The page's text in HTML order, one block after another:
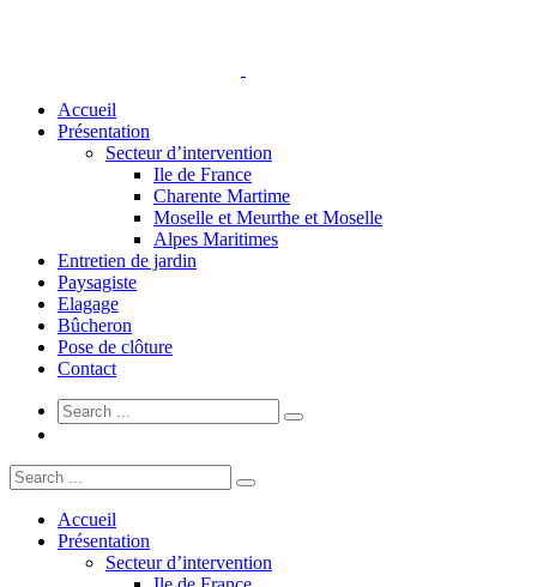
Accueil
Présentation
Secteur d’intervention
Ile de France
Charente Martime
Moselle et Meurthe et Moselle
Alpes Maritimes
Entretien de jardin
Paysagiste
Elagage
Bûcheron
Pose de clôture
Contact
Accueil
Présentation
Secteur d’intervention